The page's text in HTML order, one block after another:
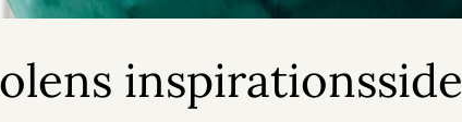
inspirationsside